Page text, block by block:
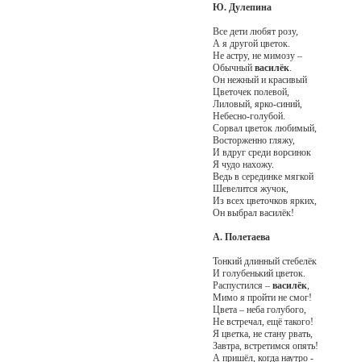
Ю. Дулепина
Все дети любят розу,
А я другой цветок.
Не астру, не мимозу –
Обычный василёк.
Он нежный и красивый
Цветочек полевой,
Лиловый, ярко-синий,
Небесно-голубой.
Сорвал цветок любимый,
Восторженно гляжу,
И вдруг среди ворсинок
Я чудо нахожу.
Ведь в серединке мягкой
Шевелится жучок,
Из всех цветочков ярких,
Он выбрал василёк!
А. Полетаева
Тонкий длинный стебелёк
И голубенький цветок.
Распустился – василёк,
Мимо я пройти не смог!
Цвета – неба голубого,
Не встречал, ещё такого!
Я цветка, не стану рвать,
Завтра, встретимся опять!
А пришёл, когда наутро -